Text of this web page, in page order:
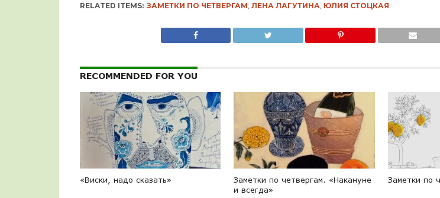
RELATED ITEMS: ЗАМЕТКИ ПО ЧЕТВЕРГАМ ЛЕНА ЛАГУТИНА ЮЛИЯ СТОЦКАЯ
RECOMMENDED FOR YOU
«Виски, надо сказать»
Заметки по четвергам. «Накануне
и всегда»
Заметки по